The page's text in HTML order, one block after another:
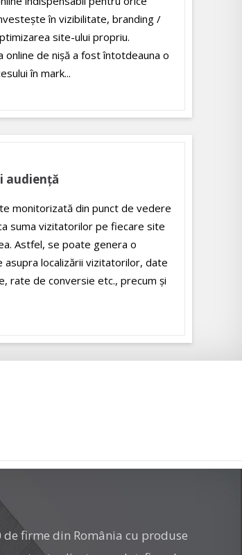
în vizibilitate, branding /
site-ului propriu.
online de nişă a fost întotdeauna o
în mark...
audiență
monitorizată din punct de vedere
suma vizitatorilor pe fiecare site
Astfel, se poate genera o
asupra localizării vizitatorilor, date
rate de conversie etc., precum și
de firme din România cu produse